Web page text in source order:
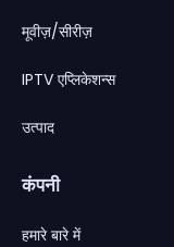
मूवीज़/सीरीज़
IPTV एप्लिकेशन्स
उत्पाद
कंपनी
हमारे बारे में